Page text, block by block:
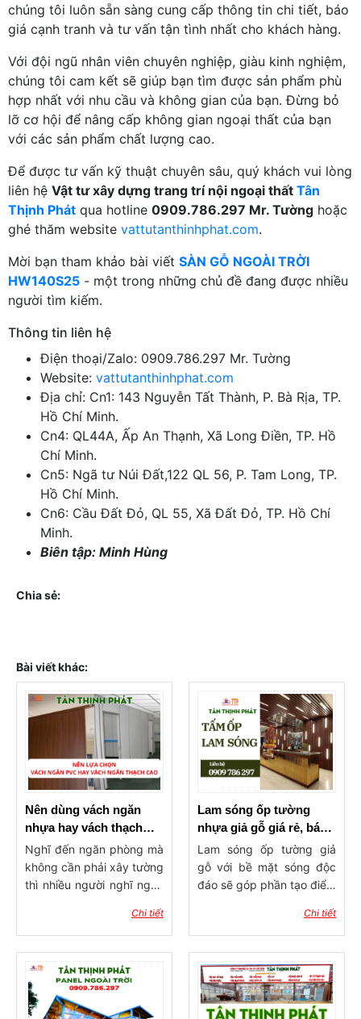
chúng tôi luôn sẵn sàng cung cấp thông tin chi tiết, báo
giá cạnh tranh và tư vấn tận tình nhất cho khách hàng.
Với đội ngũ nhân viên chuyên nghiệp, giàu kinh nghiệm,
chúng tôi cam kết sẽ giúp bạn tìm được sản phẩm phù
hợp nhất với nhu cầu và không gian của bạn. Đừng bỏ
lỡ cơ hội để nâng cấp không gian ngoại thất của bạn
với các sản phẩm chất lượng cao.
Để được tư vấn kỹ thuật chuyên sâu, quý khách vui lòng
liên hệ Vật tư xây dựng trang trí nội ngoại thất Tân
Thịnh Phát qua hotline 0909.786.297 Mr. Tường hoặc
ghé thăm website vattutanthinhphat.com.
Mời bạn tham khảo bài viết SÀN GỖ NGOÀI TRỜI
HW140S25 - một trong những chủ đề đang được nhiều
người tìm kiếm.
Thông tin liên hệ
Điện thoại/Zalo: 0909.786.297 Mr. Tường
Website: vattutanthinhphat.com
Địa chỉ: Cn1: 143 Nguyễn Tất Thành, P. Bà Rịa, TP.
Hồ Chí Minh.
Cn4: QL44A, Ấp An Thạnh, Xã Long Điền, TP. Hồ
Chí Minh.
Cn5: Ngã tư Núi Đất,122 QL 56, P. Tam Long, TP.
Hồ Chí Minh.
Cn6: Cầu Đất Đỏ, QL 55, Xã Đất Đỏ, TP. Hồ Chí
Minh.
Biên tập: Minh Hùng
Chia sẻ:
Bài viết khác:
Nên dùng vách ngăn
nhựa hay vách thạch
cao ngăn phòng?
Nghĩ đến ngăn phòng mà
không cần phải xây tường
thì nhiều người nghĩ ngay
biến hiện nay đó là vách
ngăn nhựa và vách thạch
cao. Vậy nên dùng vách
ngăn nhựa hay vách
thạch cao ngăn phòng?
Hãy cùng vật tư Tân
Chi tiết
Lam sóng ốp tường
nhựa giả gỗ giá rẻ, báo
giá lam ốp tường, trần
Lam sóng ốp tường giả
gỗ với bề mặt sóng độc
đáo sẽ góp phần tạo điểm
trình xây dựng. Sản phẩm
có tính ứng dụng rộng rãi,
được dùng trong trang trí
ốp tường, ốp trần với ưu
điểm độ bền cao, khả
năng chống chịu thời tiết
Chi tiết